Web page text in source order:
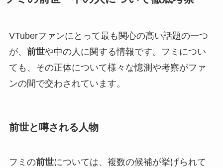
VTuberファンにとって最も関心の高い話題の一つ
が、 前世や中の人に関する情報です。フミについ
ても、その正体について様々な憶測や考察がファ
ンの間で交わされています。
前世と噂される人物
フミの前世については、複数の候補が挙げられて